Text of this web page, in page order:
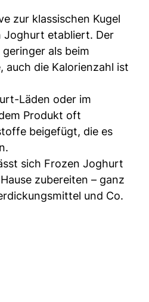
zur klassischen Kugel
Joghurt etabliert. Der
als beim
auch die Kalorienzahl ist
Läden oder im
Produkt oft
beigefügt, die es
sich Frozen Joghurt
zubereiten – ganz
und Co.